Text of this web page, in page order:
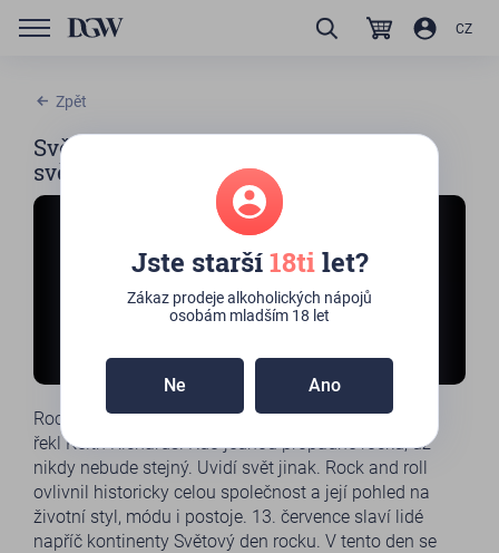
CZ
Zpět
Světový den rocku: Rock and roll dělá
svět lepším místem
Rock and roll změnil svět. Přerovnal lidem myšlení,”
řekl Keith Richards. Kdo jednou propadne rocku, už
nikdy nebude stejný. Uvidí svět jinak. Rock and roll
ovlivnil historicky celou společnost a její pohled na
životní styl, módu i postoje. 13. července slaví lidé
napříč kontinenty Světový den rocku. V tento den se
Jste starší18tilet?
Zákaz prodeje alkoholických nápojů
osobám mladším 18 let
Ne Ano